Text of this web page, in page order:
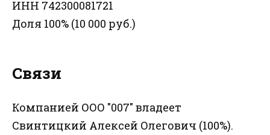
ИНН 742300081721
Доля 100% (10 000 руб.)
Связи
Компанией ООО "007" владеет
Свинтицкий Алексей Олегович (100%).